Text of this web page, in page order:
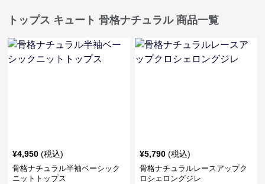
トップス キュート 骨格ナチュラル 商品一覧
¥4,950 (税込)
骨格ナチュラル半袖ベーシック
ニットトップス
¥5,790 (税込)
骨格ナチュラルレースアップク
ロシェロングジレ